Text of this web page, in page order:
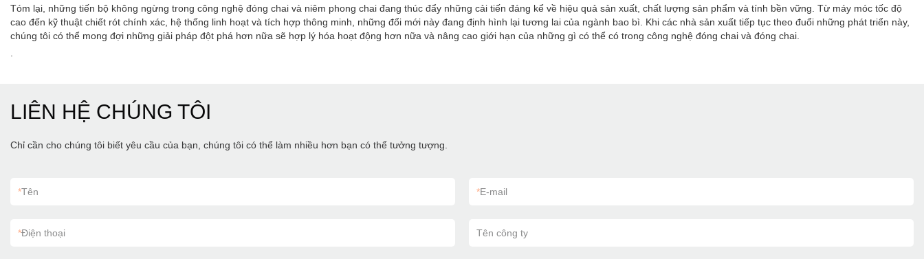
Tóm lại, những tiến bộ không ngừng trong công nghệ đóng chai và niêm phong chai đang thúc đẩy những cải tiến đáng kể về hiệu quả sản xuất, chất lượng sản phẩm và tính bền vững. Từ máy móc tốc độ
cao đến kỹ thuật chiết rót chính xác, hệ thống linh hoạt và tích hợp thông minh, những đổi mới này đang định hình lại tương lai của ngành bao bì. Khi các nhà sản xuất tiếp tục theo đuổi những phát triển này,
chúng tôi có thể mong đợi những giải pháp đột phá hơn nữa sẽ hợp lý hóa hoạt động hơn nữa và nâng cao giới hạn của những gì có thể có trong công nghệ đóng chai và đóng chai.
LIÊN HỆ CHÚNG TÔI
Chỉ cần cho chúng tôi biết yêu cầu của bạn, chúng tôi có thể làm nhiều hơn bạn có thể tưởng tượng.
*Tên *E-mail
*Điện thoại Tên công ty